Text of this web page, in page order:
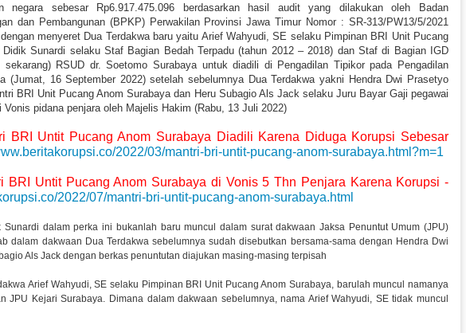
negara sebesar Rp6.917.475.096 berdasarkan hasil audit yang dilakukan oleh Badan
dan Pembangunan (BPKP) Perwakilan Provinsi Jawa Timur Nomor : SR-313/PW13/5/2021
menyeret Dua Terdakwa baru yaitu Arief Wahyudi, SE selaku Pimpinan BRI Unit Pucang
Sunardi selaku Staf Bagian Bedah Terpadu (tahun 2012 – 2018) dan Staf di Bagian IGD
sekarang) RSUD dr. Soetomo Surabaya untuk diadili di Pengadilan Tipikor pada Pengadilan
(Jumat, 16 September 2022) setelah sebelumnya Dua Terdakwa yakni Hendra Dwi Prasetyo
BRI Unit Pucang Anom Surabaya dan Heru Subagio Als Jack selaku Juru Bayar Gaji pegawai
Vonis pidana penjara oleh Majelis Hakim (Rabu, 13 Juli 2022)
BRI Untit Pucang Anom Surabaya Diadili Karena Diduga Korupsi Sebesar
2022/03/mantri-bri-untit-pucang-anom-surabaya.html?m=1
BRI Untit Pucang Anom Surabaya di Vonis 5 Thn Penjara Karena Korupsi -
2022/07/mantri-bri-untit-pucang-anom-surabaya.html
Sunardi dalam perka ini bukanlah baru muncul dalam surat dakwaan Jaksa Penuntut Umum (JPU)
dalam dakwaan Dua Terdakwa sebelumnya sudah disebutkan bersama-sama dengan Hendra Dwi
Als Jack dengan berkas penuntutan diajukan masing-masing terpisah
Arief Wahyudi, SE selaku Pimpinan BRI Unit Pucang Anom Surabaya, barulah muncul namanya
JPU Kejari Surabaya. Dimana dalam dakwaan sebelumnya, nama Arief Wahyudi, SE tidak muncul